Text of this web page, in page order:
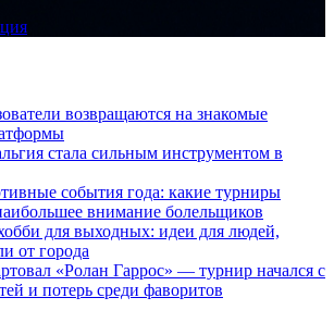
возвращаются на знакомые
стала сильным инструментом в
события года: какие турниры
внимание болельщиков
для выходных: идеи для людей,
от города
«Ролан Гаррос» — турнир начался с
и потерь среди фаворитов